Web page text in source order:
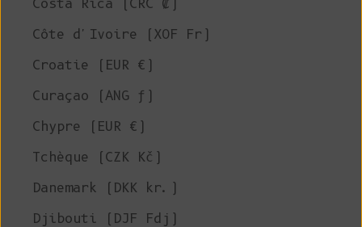
Costa Rica (CRC ₡)
Côte d'Ivoire (XOF Fr)
Croatie (EUR €)
Curaçao (ANG ƒ)
Chypre (EUR €)
Tchèque (CZK Kč)
Danemark (DKK kr.)
Djibouti (DJF Fdj)